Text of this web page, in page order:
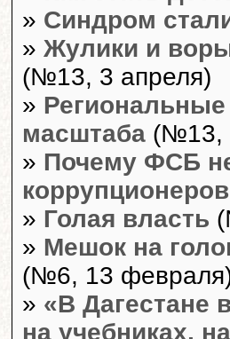
» Синдром
» Жулики и
(№13, 3 апреля)
» Региональные
масштаба (№13,
» Почему ФСБ
» Голая власть
» Мешок на
(№6, 13
» «В Дагестане
на учебниках,